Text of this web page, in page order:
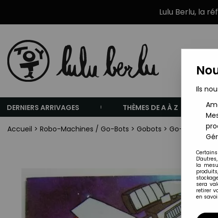
Lulu Berlu, la
DERNIERS ARRIVAGES THÈMES DE A À Z
Accueil > Robo-Machines / Go-Bots > Gobots > Go-Gobots
Ils
la
sera
retirer
en